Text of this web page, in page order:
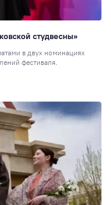
студвесны»
в двух номинациях
фестиваля.